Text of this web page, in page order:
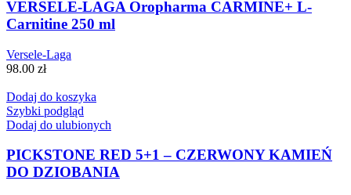
VERSELE-LAGA Oropharma CARMINE+ L-
Carnitine 250 ml
Versele-Laga
98.00 zł
Dodaj do koszyka
Szybki podgląd
Dodaj do ulubionych
PICKSTONE RED 5+1 – CZERWONY KAMIEŃ
DO DZIOBANIA